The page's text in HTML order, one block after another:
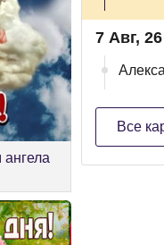
ангела
7 Авг, 26
Все